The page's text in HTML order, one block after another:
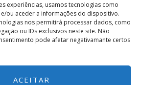
experiências, usamos tecnologias como
ou aceder a informações do dispositivo.
nos permitirá processar dados, como
ou IDs exclusivos neste site. Não
pode afetar negativamante certos
ACEITAR